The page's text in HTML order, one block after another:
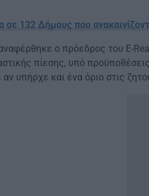
σε 132 Δήμους που
ο πρόεδρος του E-
πίεσης, υπό
υπήρχε και ένα όριο στις